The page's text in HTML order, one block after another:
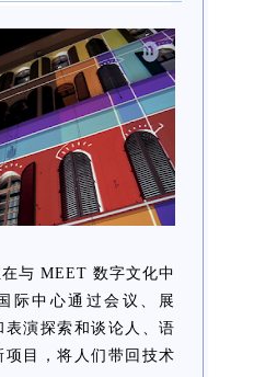
与 MEET 数字文化中
际中心通过会议、展
表演探索和谈论人、语
项目，将人们带回技术